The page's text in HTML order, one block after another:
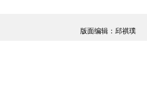
版面编辑：邱祺璞